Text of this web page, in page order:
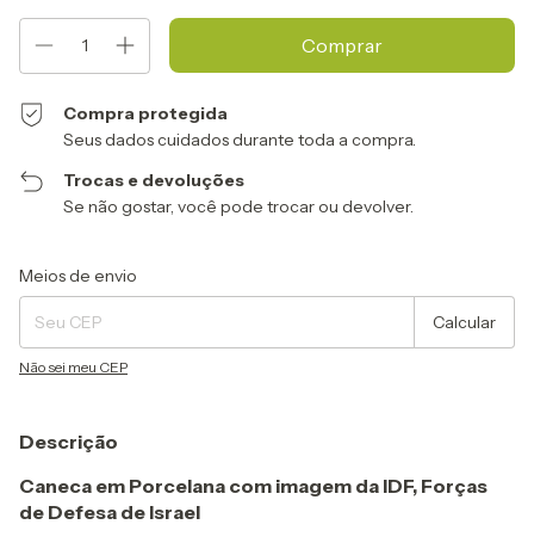
Compra protegida
Seus dados cuidados durante toda a compra.
Trocas e devoluções
Se não gostar, você pode trocar ou devolver.
Entregas para o CEP:
Meios de envio
Calcular
Não sei meu CEP
Descrição
Caneca em Porcelana com imagem da IDF, Forças
de Defesa de Israel